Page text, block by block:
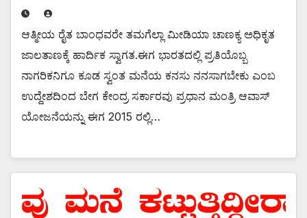
ಆತ್ಮೀಯ ರೈತ ಬಾಂಧವರೇ ತಮಗೆಲ್ಲಾ ಮೀಡಿಯಾ ಚಾಣಕ್ಯ ಅಧಿಕೃತ
ಜಾಲತಾಣಕ್ಕೆ ಹಾರ್ದಿಕ ಸ್ವಾಗತ.ಈಗ ಭಾರತದಲ್ಲಿ ಪ್ರತಿಯೊಬ್ಬ
ನಾಗರಿಕನಿಗೂ ಕೂಡ ಸ್ವಂತ ಮನೆಯ ಕನಸು ನನಸಾಗಬೇಕು ಎಂಬ
ಉದ್ದೇಶದಿಂದ ಬೇಗ ಕೇಂದ್ರ ಸರ್ಕಾರವು ಪ್ರಧಾನ ಮಂತ್ರಿ ಆವಾಸ್
ಯೋಜನೆಯನ್ನು ಈಗ 2015 ರಲ್ಲಿ…